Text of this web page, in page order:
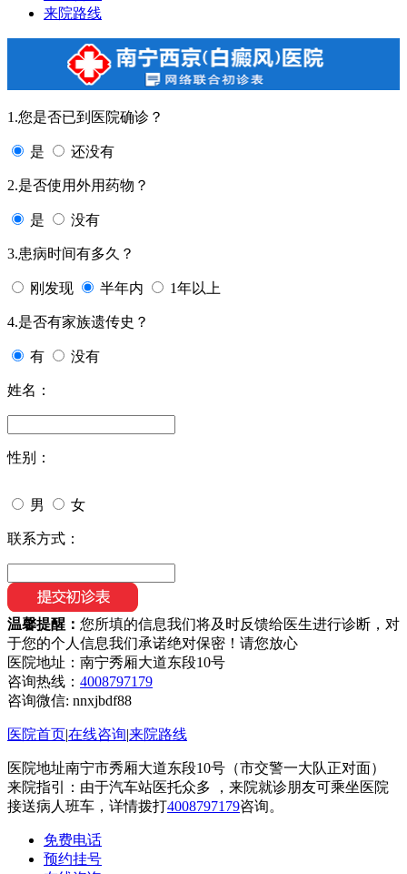
来院路线
1.您是否已到医院确诊？
是 还没有
2.是否使用外用药物？
是 没有
3.患病时间有多久？
刚发现 半年内 1年以上
4.是否有家族遗传史？
有 没有
姓名：
性别：
男 女
联系方式：
温馨提醒： 您所填的信息我们将及时反馈给医生进行诊断，对
于您的个人信息我们承诺绝对保密！请您放心
医院地址：南宁秀厢大道东段10号
咨询热线： 4008797179
咨询微信: nnxjbdf88
医院首页|在线咨询|来院路线
医院地址南宁市秀厢大道东段10号（市交警一大队正对面）
来院指引：由于汽车站医托众多 ，来院就诊朋友可乘坐医院
接送病人班车，详情拨打4008797179咨询。
免费电话
预约挂号